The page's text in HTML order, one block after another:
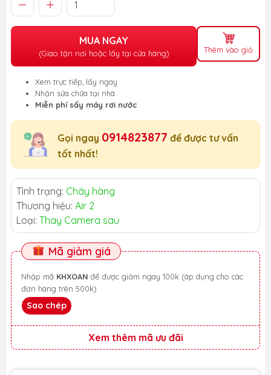
MUA NGAY
(Giao tận nơi hoặc lấy tại cửa hàng) Thêm vào giỏ
Xem trực tiếp, lấy ngay
Nhận sửa chữa tại nhà
Miễn phí sấy máy rơi nước
Gọi ngay 0914823877 để được tư vấn
tốt nhất!
Tình trạng: Cháy hàng
Thương hiệu: Air 2
Loại: Thay Camera sau
Mã giảm giá
Nhập mã KHXOAN
đơn hàng trên 500k)
Sao chép
Xem thêm mã ưu đãi